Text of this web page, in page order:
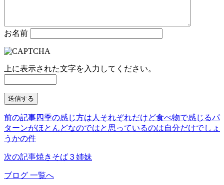
お名前
上に表示された文字を入力してください。
前の記事四季の感じ方は人それぞれだけど食べ物で感じるパ
ターンがほとんどなのではと思っているのは自分だけでしょ
うかの件
次の記事焼きそば３姉妹
ブログ 一覧へ